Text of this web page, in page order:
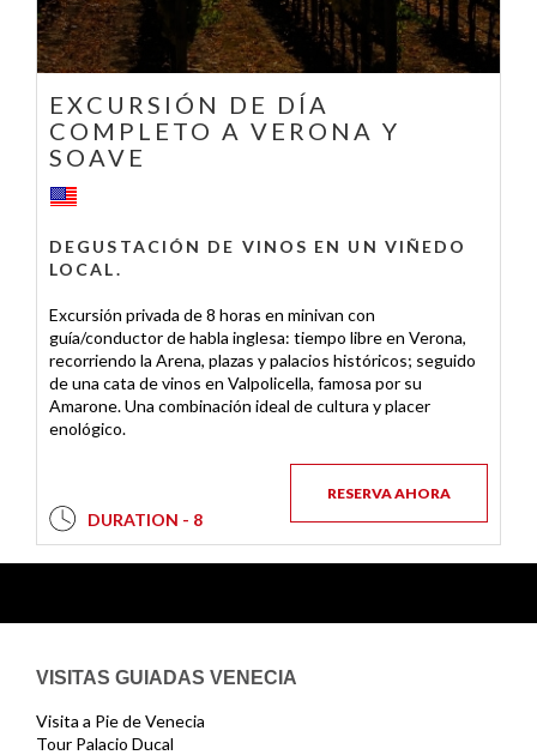
EXCURSIÓN DE DÍA
COMPLETO A VERONA Y
SOAVE
DEGUSTACIÓN DE VINOS EN UN VIÑEDO
LOCAL.
Excursión privada de 8 horas en minivan con
guía/conductor de habla inglesa: tiempo libre en Verona,
recorriendo la Arena, plazas y palacios históricos; seguido
de una cata de vinos en Valpolicella, famosa por su
Amarone. Una combinación ideal de cultura y placer
enológico.
RESERVA AHORA
DURATION - 8
VISITAS GUIADAS VENECIA
Visita a Pie de Venecia
Tour Palacio Ducal